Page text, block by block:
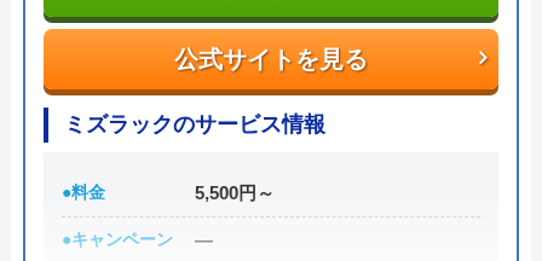
公式サイトを見る
水110番の基本情報
代表者 森吉寛裕
公式サイトを見る
ミズラックのサービス情報
●料金 5,500円～
●キャンペーン ―